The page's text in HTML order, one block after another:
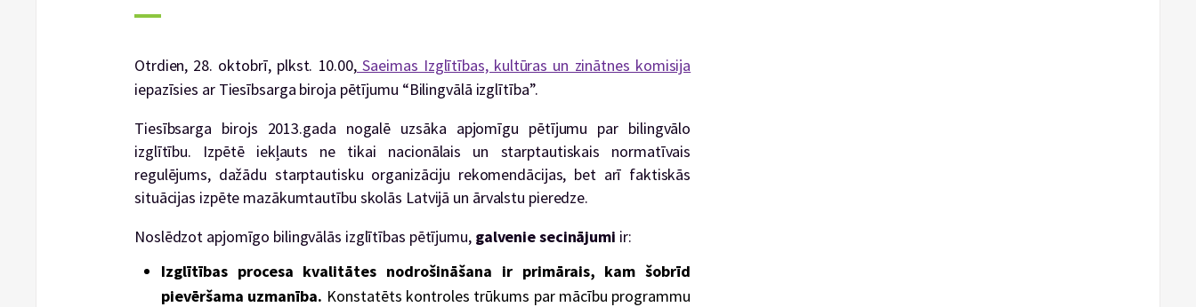
Otrdien, 28. oktobrī, plkst. 10.00,Saeimas Izglītības, kultūras un zinātnes komisija
iepazīsies ar Tiesībsarga biroja pētījumu “Bilingvālā izglītība”.
Tiesībsarga birojs 2013.gada nogalē uzsāka apjomīgu pētījumu par bilingvālo
izglītību. Izpētē iekļauts ne tikai nacionālais un starptautiskais normatīvais
regulējums, dažādu starptautisku organizāciju rekomendācijas, bet arī faktiskās
situācijas izpēte mazākumtautību skolās Latvijā un ārvalstu pieredze.
Noslēdzot apjomīgo bilingvālās izglītības pētījumu, galvenie secinājumi ir:
Izglītības procesa kvalitātes nodrošināšana ir primārais, kam šobrīd
pievēršama uzmanība. Konstatēts kontroles trūkums par mācību programmu